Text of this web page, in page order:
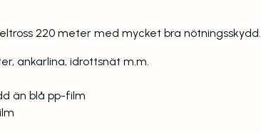
220 meter med mycket bra nötningsskydd.
ankarlina, idrottsnät m.m.
än blå pp-film